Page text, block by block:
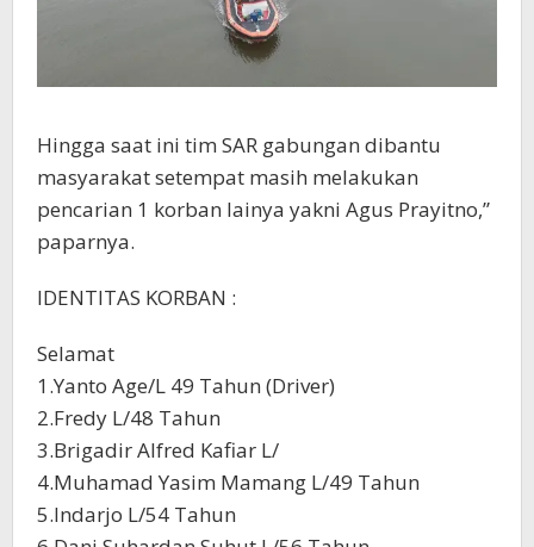
Hingga saat ini tim SAR gabungan dibantu
masyarakat setempat masih melakukan
pencarian 1 korban lainya yakni Agus Prayitno,”
paparnya.
IDENTITAS KORBAN :
Selamat
1.Yanto Age/L 49 Tahun (Driver)
2.Fredy L/48 Tahun
3.Brigadir Alfred Kafiar L/
4.Muhamad Yasim Mamang L/49 Tahun
5.Indarjo L/54 Tahun